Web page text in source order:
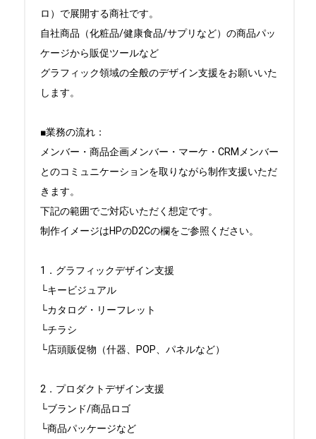
ロ）で展開する商社です。
自社商品（化粧品/健康食品/サプリなど）の商品パッ
ケージから販促ツールなど
グラフィック領域の全般のデザイン支援をお願いいた
します。
■業務の流れ：
メンバー・商品企画メンバー・マーケ・CRMメンバー
とのコミュニケーションを取りながら制作支援いただ
きます。
下記の範囲でご対応いただく想定です。
制作イメージはHPのD2Cの欄をご参照ください。
1．グラフィックデザイン支援
└キービジュアル
└カタログ・リーフレット
└チラシ
└店頭販促物（什器、POP、パネルなど）
2．プロダクトデザイン支援
└ブランド/商品ロゴ
└商品パッケージなど